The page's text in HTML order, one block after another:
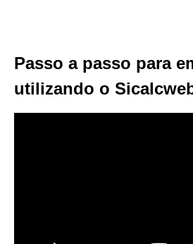
Passo a passo para
utilizando o